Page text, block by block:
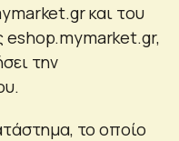
και του
eshop.mymarket.gr,
την
το οποίο